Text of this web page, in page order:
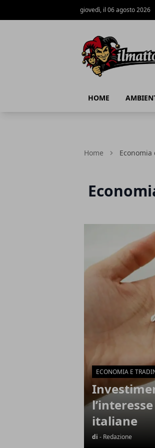
giovedì, il 06 agosto 2026
HOME
Home
Articoli in Evidenza
ECONOMIA E
italiane
di - Redazione